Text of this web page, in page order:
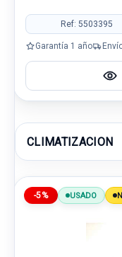
Ref: 5503395
Garantía 1 año
CLIMATIZACION
-5% USADO